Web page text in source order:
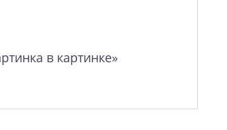
в картинке»